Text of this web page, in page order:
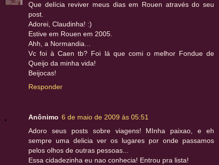
Que delícia reviver meus dias em Rouen através do seu
post.
Adorei, Claudinha! :)
Estive em Rouen em 2005.
Ahh, a Normandia...
Vc foi à Caen tb? Foi lá que comi o melhor Fondue de
Queijo da minha vida!
Beijocas!
Responder
Anônimo 6 de maio de 2009 às 05:51
Adoro seus posts sobre viagens! MInha paixao, e eh
sempre uma delicia ver os lugares por onde passamos
pelos olhos de outras pessoas...
Essa cidadezinha eu nao conhecia! Entrou pra lista!